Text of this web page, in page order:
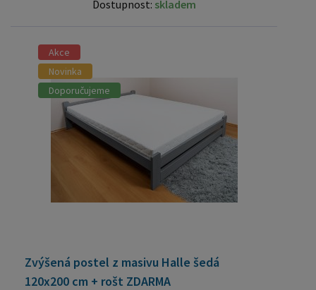
Dostupnost: skladem
Akce
Novinka
Doporučujeme
Zvýšená postel z masivu Halle šedá
120x200 cm + rošt ZDARMA